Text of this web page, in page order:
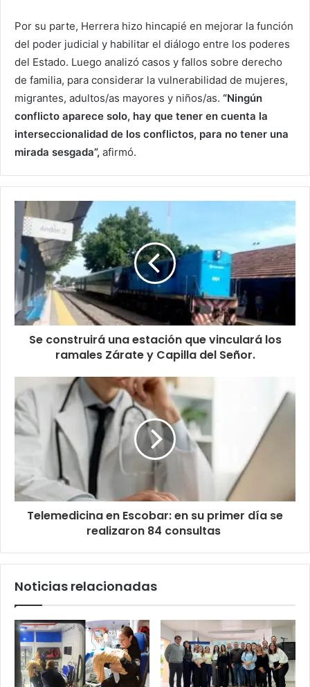
Por su parte, Herrera hizo hincapié en mejorar la función
del poder judicial y habilitar el diálogo entre los poderes
del Estado. Luego analizó casos y fallos sobre derecho
de familia, para considerar la vulnerabilidad de mujeres,
migrantes, adultos/as mayores y niños/as. “Ningún
conflicto aparece solo, hay que tener en cuenta la
interseccionalidad de los conflictos, para no tener una
mirada sesgada”, afirmó.
Se construirá una estación que vinculará los
ramales Zárate y Capilla del Señor.
Telemedicina en Escobar: en su primer día se
realizaron 84 consultas
Noticias relacionadas